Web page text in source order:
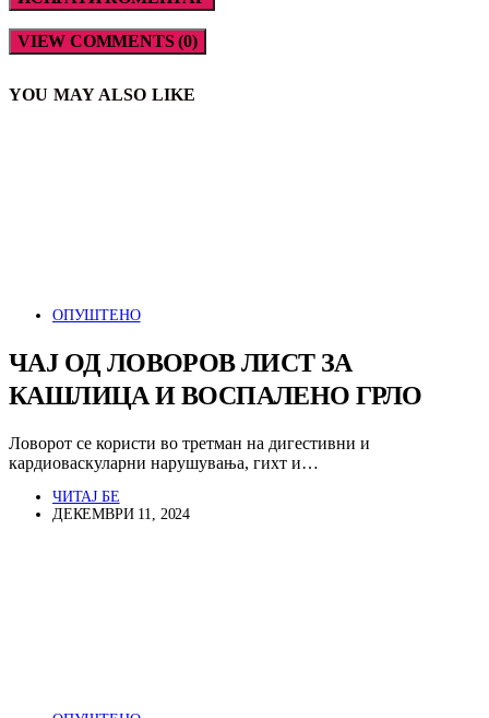
VIEW COMMENTS (0)
YOU MAY ALSO LIKE
ОПУШТЕНО
ЧАЈ ОД ЛОВОРОВ ЛИСТ ЗА
КАШЛИЦА И ВОСПАЛЕНО ГРЛО
Ловорот се користи во третман на дигестивни и
кардиоваскуларни нарушувања, гихт и…
ЧИТАЈ БЕ
ДЕКЕМВРИ 11, 2024